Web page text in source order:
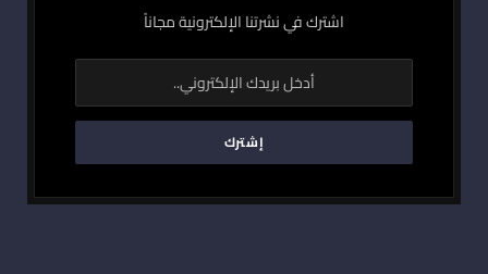
اشترك في نشرتنا الإلكترونية مجاناً